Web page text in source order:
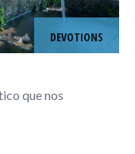
DEVOTIONS
que nos